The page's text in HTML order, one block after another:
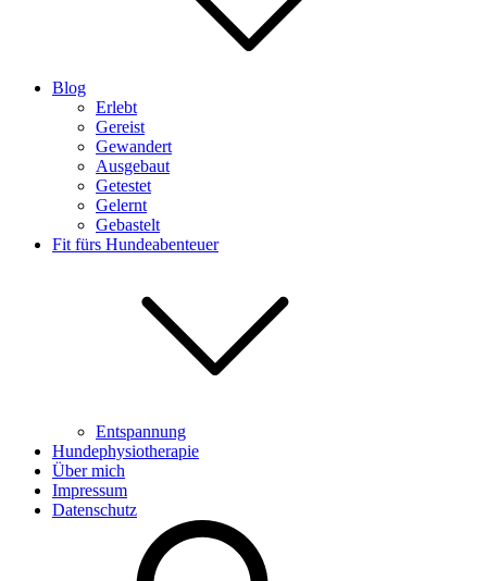
Blog
Erlebt
Gereist
Gewandert
Ausgebaut
Getestet
Gelernt
Gebastelt
Fit fürs Hundeabenteuer
Entspannung
Hundephysiotherapie
Über mich
Impressum
Datenschutz